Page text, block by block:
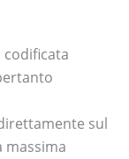
sul
massima